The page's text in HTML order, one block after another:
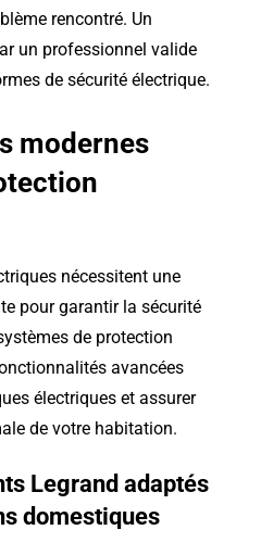
rencontré. Un
un professionnel valide
de sécurité électrique.
modernes
nécessitent une
pour garantir la sécurité
de protection
avancées
électriques et assurer
de votre habitation.
Legrand adaptés
domestiques